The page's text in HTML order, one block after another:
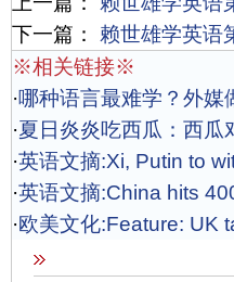
下一篇：
赖世雄学英语
※相关链接※
·哪种语言最难学？外媒
·夏日炎炎吃西瓜：西瓜
·英语文摘:Xi, Putin to
·英语文摘:China hits
·欧美文化:Feature: UK